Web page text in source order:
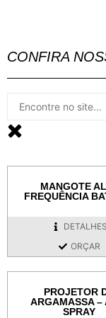
CONFIRA
MANGOTE
FREQUÊNCIA
DETALHES
ORÇAR
PROJETOR
ARGAMASSA –
SPRAY